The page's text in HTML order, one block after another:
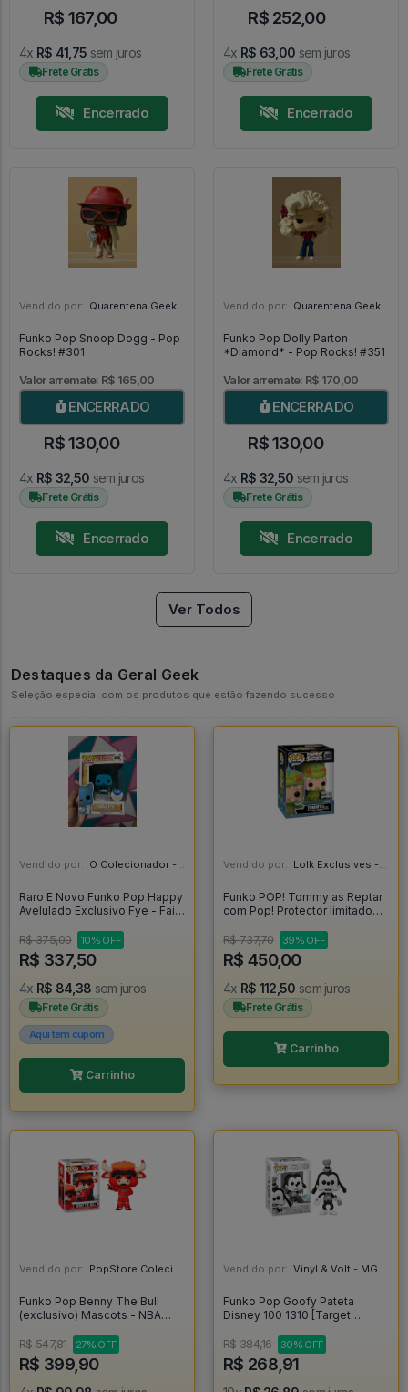
R$ 167,00
4x R$ 41,75 sem juros
Frete Grátis
Encerrado
R$ 252,00
4x R$ 63,00 sem juros
Frete Grátis
Encerrado
Vendido por: Quarentena Geek Store - SP
Funko Pop Snoop Dogg - Pop
Rocks! #301
Valor arremate: R$ 165,00
ENCERRADO
R$ 130,00
4x R$ 32,50 sem juros
Frete Grátis
Encerrado
Vendido por: Quarentena Geek Store - SP
Funko Pop Dolly Parton
*Diamond* - Pop Rocks! #351
Valor arremate: R$ 170,00
ENCERRADO
R$ 130,00
4x R$ 32,50 sem juros
Frete Grátis
Encerrado
Ver Todos
Destaques da Geral Geek
Seleção especial com os produtos que estão fazendo sucesso
Vendido por: O Colecionador - SP
Raro E Novo Funko Pop Happy
Avelulado Exclusivo Fye - Fairy
R$ 375,00
10% OFF
R$ 337,50
4x R$ 84,38 sem juros
Frete Grátis
Aqui tem cupom
Carrinho
Vendido por: Lolk Exclusives - SP
Funko POP! Tommy as Reptar
com Pop! Protector limitado
R$ 737,70
39% OFF
R$ 450,00
4x R$ 112,50 sem juros
Frete Grátis
Carrinho
Vendido por: PopStore Colecionáveis - MG
Funko Pop Benny The Bull
(exclusivo) Mascots - NBA
R$ 547,81
27% OFF
R$ 399,90
Vendido por: Vinyl & Volt - MG
Funko Pop Goofy Pateta
Disney 100 1310 [Target
R$ 384,16
30% OFF
R$ 268,91